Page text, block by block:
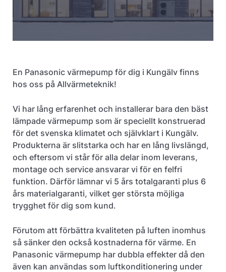
En Panasonic värmepump för dig i Kungälv finns
hos oss på Allvärmeteknik!
Vi har lång erfarenhet och installerar bara den bäst
lämpade värmepump som är speciellt konstruerad
för det svenska klimatet och självklart i Kungälv.
Produkterna är slitstarka och har en lång livslängd,
och eftersom vi står för alla delar inom leverans,
montage och service ansvarar vi för en felfri
funktion. Därför lämnar vi 5 års totalgaranti plus 6
års materialgaranti, vilket ger största möjliga
trygghet för dig som kund.
Förutom att förbättra kvaliteten på luften inomhus
så sänker den också kostnaderna för värme. En
Panasonic värmepump har dubbla effekter då den
även kan användas som luftkonditionering under